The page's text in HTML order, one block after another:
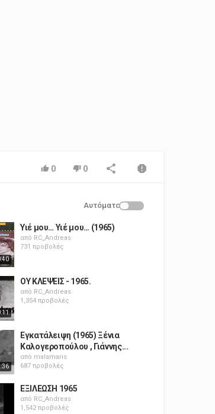
0 0
Αυτόματο
Υιέ μου… Υιέ μου… (1965)
από RC_Andreas
731 προβολές
ΟΥ ΚΛΕΨΕΙΣ - 1965.
από RC_Andreas
1,354 προβολές
Εγκατάλειψη (1965) Ξένια
Καλογεροπούλου , Γιάννης...
από malamaris
687 προβολές
ΕΞΙΛΕΩΣΗ 1965
από RC_Andreas
1,542 προβολές